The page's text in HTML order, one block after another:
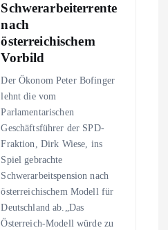
Schwerarbeiterrente
nach
österreichischem
Vorbild
Der Ökonom Peter Bofinger
lehnt die vom
Parlamentarischen
Geschäftsführer der SPD-
Fraktion, Dirk Wiese, ins
Spiel gebrachte
Schwerarbeitspension nach
österreichischem Modell für
Deutschland ab.„Das
Österreich-Modell würde zu